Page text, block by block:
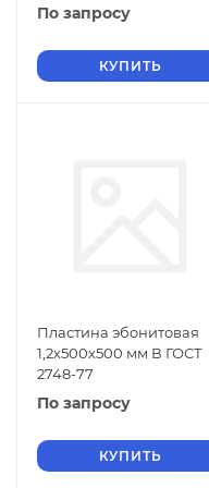
По запросу
КУПИТЬ
Пластина эбонитовая
1,2х500х500 мм В ГОСТ
2748-77
По запросу
КУПИТЬ